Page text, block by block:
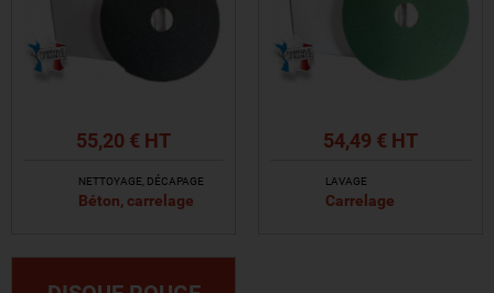
55,20 € HT
NETTOYAGE, DÉCAPAGE
Béton, carrelage
54,49 € HT
LAVAGE
Carrelage